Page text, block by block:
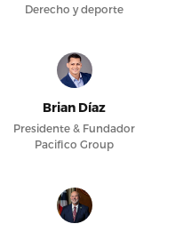
Derecho y deporte
Brian Díaz
Presidente & Fundador
Pacifico Group